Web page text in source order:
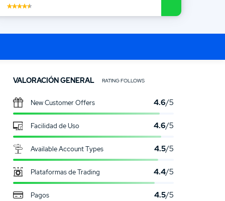
VALORACIÓN GENERAL RATING FOLLOWS
New Customer Offers 4.6/5
Facilidad de Uso 4.6/5
Available Account Types 4.5/5
Plataformas de Trading 4.4/5
Pagos 4.5/5